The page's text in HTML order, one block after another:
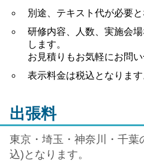
別途、テキスト代が必要と
研修内容、人数、実施会
します。
お見積りもお気軽にお問い
表示料金は税込となります
出張料
東京・埼玉・神奈川・千葉
込)となります。